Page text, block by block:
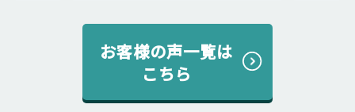
お客様の声一覧は
こちら